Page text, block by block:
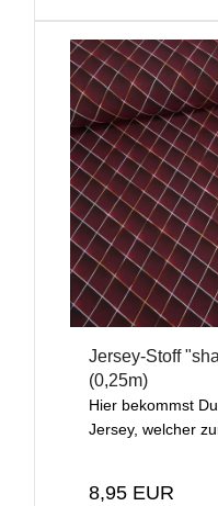
Jersey-Stoff
(0,25m)
Hier bekommst
Jersey, welcher
8,95 EUR